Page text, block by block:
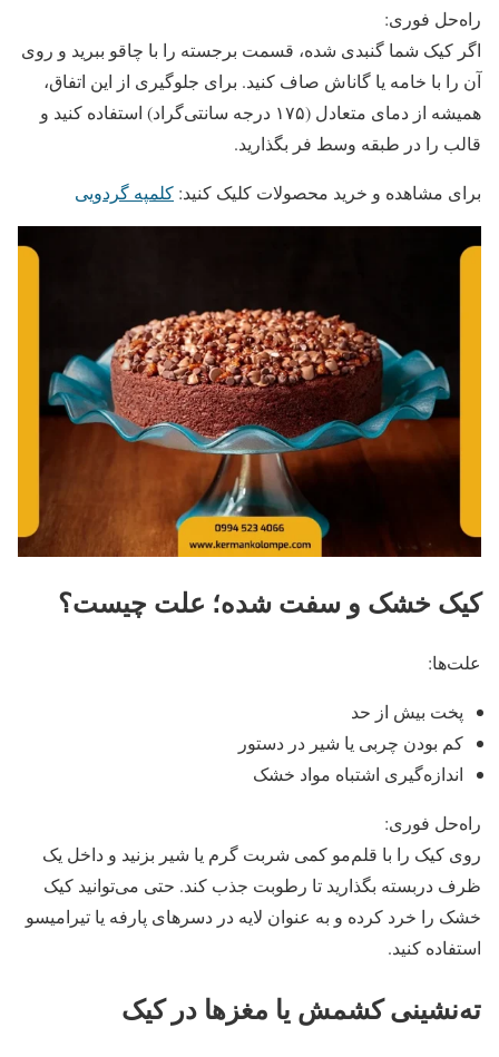
راه‌حل فوری:
اگر کیک شما گنبدی شده، قسمت برجسته را با چاقو ببرید و روی
آن را با خامه یا گاناش صاف کنید. برای جلوگیری از این اتفاق،
همیشه از دمای متعادل (۱۷۵ درجه سانتی‌گراد) استفاده کنید و
قالب را در طبقه وسط فر بگذارید.
برای مشاهده و خرید محصولات کلیک کنید: کلمپه گردویی
کیک خشک و سفت شده؛ علت چیست؟
علت‌ها:
پخت بیش از حد
کم بودن چربی یا شیر در دستور
اندازه‌گیری اشتباه مواد خشک
راه‌حل فوری:
روی کیک را با قلم‌مو کمی شربت گرم یا شیر بزنید و داخل یک
ظرف دربسته بگذارید تا رطوبت جذب کند. حتی می‌توانید کیک
خشک را خرد کرده و به عنوان لایه در دسرهای پارفه یا تیرامیسو
استفاده کنید.
ته‌نشینی کشمش یا مغزها در کیک